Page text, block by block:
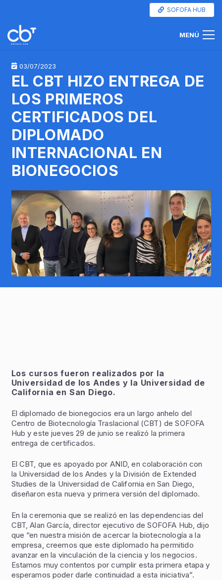
SOFOFA HUB
MENÚ
03/07/2023
EL CBT HIZO ENTREGA DE
LOS PRIMEROS
CERTIFICADOS DEL
DIPLOMADO
INTERNACIONAL EN
BIONEGOCIOS
Los cursos fueron realizados por la
Universidad de los Andes y la Universidad de
California en San Diego.
El diplomado de bionegocios era un largo anhelo del
Centro de Biotecnología Traslacional (CBT) de SOFOFA
Hub y este jueves 29 de junio se realizó la primera
entrega de certificados.
El CBT, que es apoyado por ANID, en colaboración con
la Universidad de los Andes y la División de Extended
Studies de la Universidad de California en San Diego,
diseñaron esta nueva y primera versión del diplomado.
En la ceremonia que se realizó en las dependencias del
CBT, Alan García, director ejecutivo de SOFOFA Hub, dijo
que “en nuestra misión de acercar la biotecnología a la
empresa, creemos que este diplomado ha permitido
avanzar en la vinculación de la ciencia y los negocios.
Estamos muy contentos por cumplir esta primera etapa y
esperamos poder darle continuidad a esta iniciativa”.